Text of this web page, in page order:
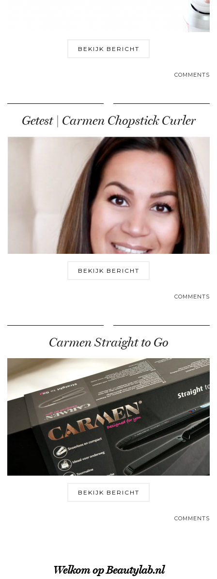
BEKIJK BERICHT
COMMENTS
Getest | Carmen Chopstick Curler
BEKIJK BERICHT
COMMENTS
Carmen Straight to Go
BEKIJK BERICHT
COMMENTS
Welkom op Beautylab.nl